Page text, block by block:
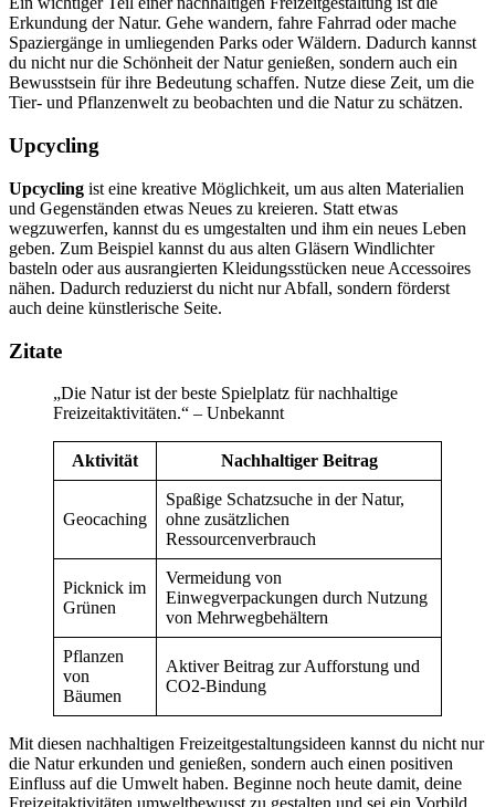
Erkundung der Natur. Gehe wandern, fahre Fahrrad oder mache
Spaziergänge in umliegenden Parks oder Wäldern. Dadurch kannst
du nicht nur die Schönheit der Natur genießen, sondern auch ein
Bewusstsein für ihre Bedeutung schaffen. Nutze diese Zeit, um die
Tier- und Pflanzenwelt zu beobachten und die Natur zu schätzen.
Upcycling
Upcycling ist eine kreative Möglichkeit, um aus alten Materialien
und Gegenständen etwas Neues zu kreieren. Statt etwas
wegzuwerfen, kannst du es umgestalten und ihm ein neues Leben
geben. Zum Beispiel kannst du aus alten Gläsern Windlichter
basteln oder aus ausrangierten Kleidungsstücken neue Accessoires
nähen. Dadurch reduzierst du nicht nur Abfall, sondern förderst
auch deine künstlerische Seite.
Zitate
„Die Natur ist der beste Spielplatz für nachhaltige
Freizeitaktivitäten.“ – Unbekannt
Aktivität Nachhaltiger Beitrag
Geocaching
Spaßige Schatzsuche in der Natur,
ohne zusätzlichen
Ressourcenverbrauch
Picknick im
Grünen
Vermeidung von
Einwegverpackungen durch Nutzung
von Mehrwegbehältern
Pflanzen
von
Bäumen
Aktiver Beitrag zur Aufforstung und
CO2-Bindung
Mit diesen nachhaltigen Freizeitgestaltungsideen kannst du nicht nur
die Natur erkunden und genießen, sondern auch einen positiven
Einfluss auf die Umwelt haben. Beginne noch heute damit, deine